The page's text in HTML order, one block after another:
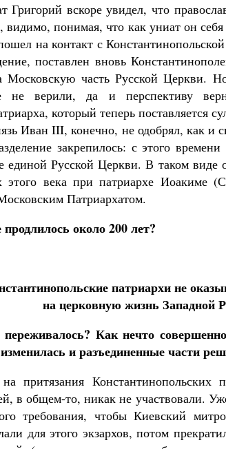
Григорий вскоре увидел, что
понимая, что как униат он
на контакт с
поставлен вновь
часть Русской Церкви.
не верили, да и перспективу
который теперь поставляется
Иван III, конечно, не одобрял, как и
закрепилось: с этого
единой Русской Церкви. В таком
века при патриархе Иоакиме
Патриархатом.
продлилось около 200 лет?
патриархи не
на церковную жизнь Западной
Как нечто
и разъединенные части
притязания Константинопольских
в общем-то, никак не участвовали.
требования, чтобы Киевский
для этого экзархов, потом